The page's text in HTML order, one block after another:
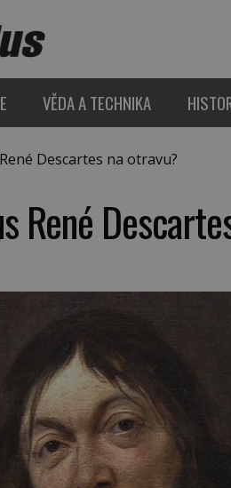
VĚDA A TECHNIKA
Descartes na otravu?
René